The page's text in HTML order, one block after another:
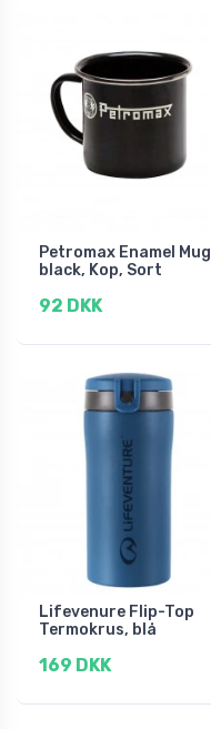
Petromax Enamel Mug
black, Kop, Sort
92 DKK
Lifevenure Flip-Top
Termokrus, blå
169 DKK